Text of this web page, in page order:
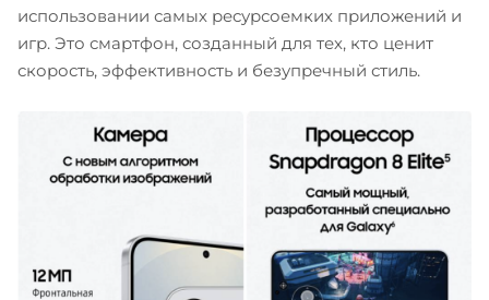
использовании самых ресурсоемких приложений и
игр. Это смартфон, созданный для тех, кто ценит
скорость, эффективность и безупречный стиль.